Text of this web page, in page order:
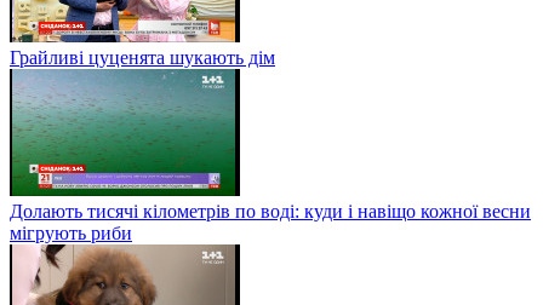
Грайливі цуценята шукають дім
Долають тисячі кілометрів по воді: куди і навіщо кожної весни
мігрують риби